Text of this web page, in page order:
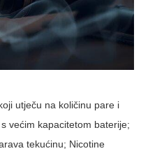
utječu na količinu pare i
većim kapacitetom baterije;
tekućinu; Nicotine